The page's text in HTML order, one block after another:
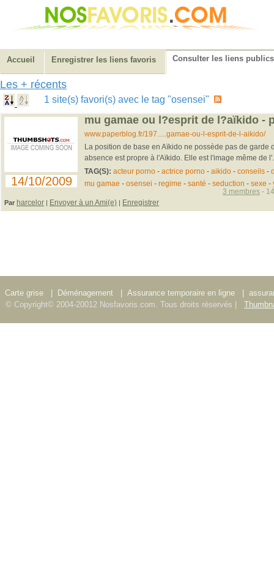
Accueil Enregistrer les liens favoris Consulter les liens publics
Les + récents
1 site(s) favori(s) avec le tag "osensei"
14/10/2009
mu gamae ou l?esprit de l?aïkido -
www.paperblog.fr/197.....gamae-ou-l-esprit-de-l-aikido/
La position de base en Aïkido ne possède pas de garde
absence est propre à l'Aïkido. Elle est l'image même de
TAG(S): acteur porno- actrice porno- aikido- conseils-
mu gamae - osensei - regime - santé - seduction - sexe -
Par harcelor | Envoyer à un Ami(e) | Enregistrer
3 membres -
Carte grise Déménagement Assurance temporaire en ligne
© Copyright© 2004-20012 Nosfavoris.com. Tous droits réservés |